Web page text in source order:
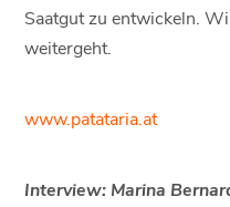
Saatgut zu entwickeln.
weitergeht.
www.patataria.at
Interview: Marina